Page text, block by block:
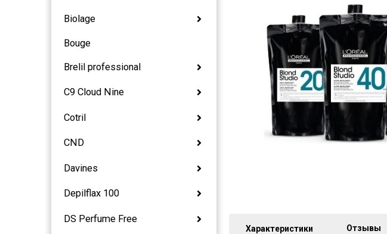
Biolage
Bouge
Brelil professional
C9 Cloud Nine
Cotril
CND
Davines
Depilflax 100
DS Perfume Free
Характеристики Отзывы